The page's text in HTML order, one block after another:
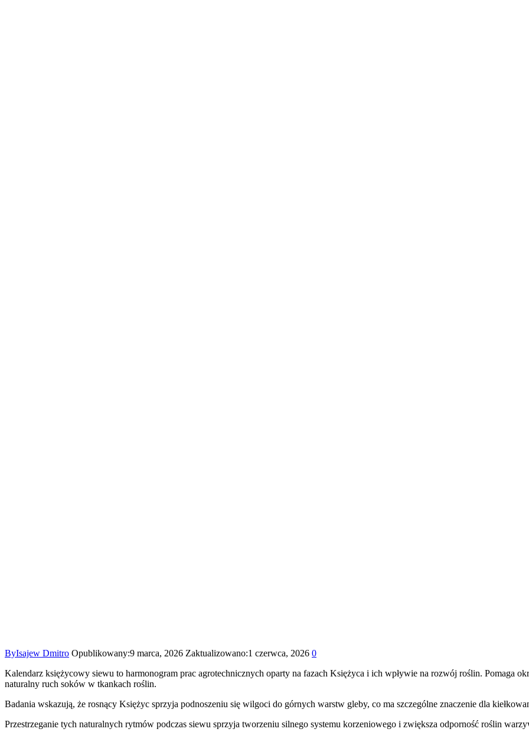
ByIsajew Dmitro Opublikowany:9 marca, 2026 Zaktualizowano:1 czerwca, 2026 0
Kalendarz księżycowy siewu to harmonogram prac agrotechnicznych oparty na fazach Księżyca i ich wpływie na rozwój roślin. Pomaga
naturalny ruch soków w tkankach roślin.
Badania wskazują, że rosnący Księżyc sprzyja podnoszeniu się wilgoci do górnych warstw gleby, co ma szczególne znaczenie dla
Przestrzeganie tych naturalnych rytmów podczas siewu sprzyja tworzeniu silnego systemu korzeniowego i zwiększa odporność roślin